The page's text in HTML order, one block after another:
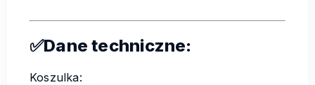
✅Dane techniczne:
Koszulka: